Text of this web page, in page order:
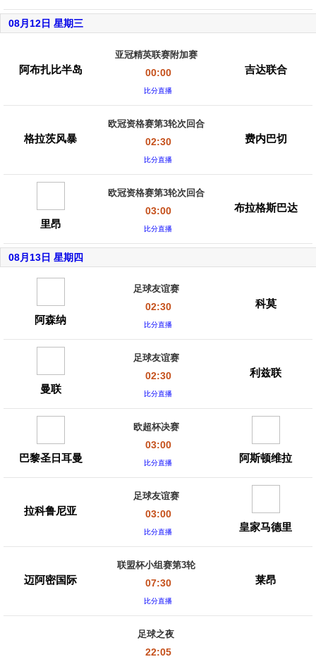
08月12日 星期三
阿布扎比半岛
亚冠精英联赛附加赛
00:00
比分直播
吉达联合
格拉茨风暴
欧冠资格赛第3轮次回合
02:30
比分直播
费内巴切
里昂
欧冠资格赛第3轮次回合
03:00
比分直播
布拉格斯巴达
08月13日 星期四
阿森纳
足球友谊赛
02:30
比分直播
科莫
曼联
足球友谊赛
02:30
比分直播
利兹联
巴黎圣日耳曼
欧超杯决赛
03:00
比分直播 阿斯顿维拉
拉科鲁尼亚
足球友谊赛
03:00
比分直播 皇家马德里
迈阿密国际
联盟杯小组赛第3轮
07:30
比分直播
莱昂
足球之夜
22:05